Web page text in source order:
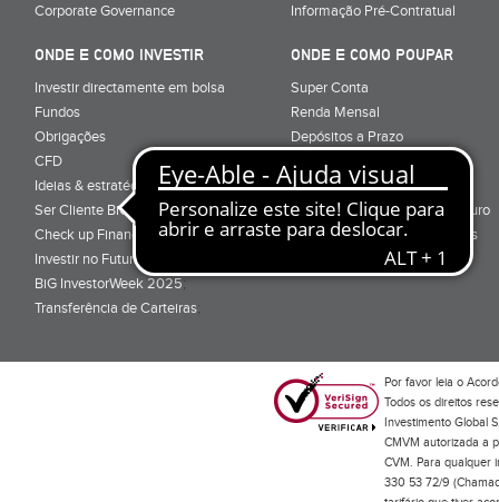
Corporate Governance
Informação Pré-Contratual
ONDE E COMO INVESTIR
Investir directamente em bolsa
Fundos
Obrigações
CFD
Ideias & estratégias para investir
Ser Cliente BiG
Check up Financeiro
Investir no Futuro
BiG InvestorWeek 2025;
Transferência de Carteiras;
ONDE E COMO POUPAR
Super Conta
Renda Mensal
Depósitos a Prazo
Super Depósito
Conta Poupança BiG Aforro
Certificados de Aforro e Tesouro
Direitos e Deveres - Depósitos
Por favor leia o
Todos os direitos
Investimento Global
CMVM autorizada a
CVM. Para qualquer
330 53 72/9